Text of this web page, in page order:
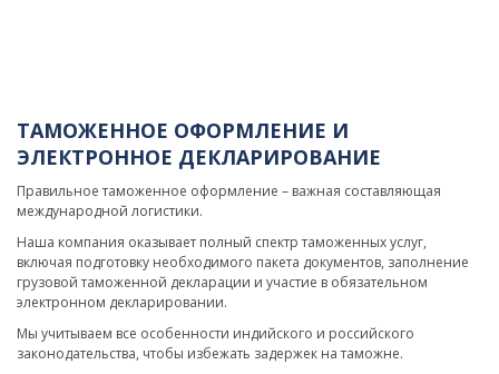
ТАМОЖЕННОЕ ОФОРМЛЕНИЕ И
ЭЛЕКТРОННОЕ ДЕКЛАРИРОВАНИЕ
Правильное таможенное оформление – важная составляющая
международной логистики.
Наша компания оказывает полный спектр таможенных услуг,
включая подготовку необходимого пакета документов, заполнение
грузовой таможенной декларации и участие в обязательном
электронном декларировании.
Мы учитываем все особенности индийского и российского
законодательства, чтобы избежать задержек на таможне.